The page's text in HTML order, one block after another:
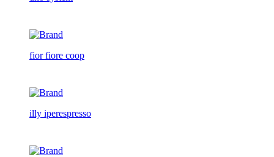
fior fiore coop
illy iperespresso